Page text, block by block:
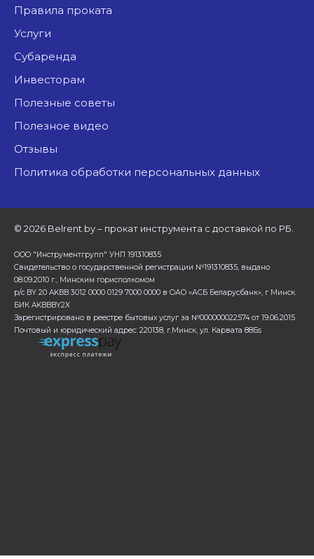
Правила проката
Услуги
Субаренда
Инвесторам
Полезные советы
Полезное видео
Отзывы
Политика обработки персональных данных
© 2026 Belrent.by – прокат инструмента с доставкой по РБ.
ООО "Инструментгрупп" УНП 191310835
Свидетельство о государственной регистрации №191310835, выдано
08.09.2010 г., Минским горисполкомом
р/с BY 20 AKBB 3012 0000 0129 7000 0000 в ОАО «АСБ Беларусбанк», г Минск.
БИК AKBBBY2X
Зарегистрировано в реестре бытовых услуг за №000000022574 от 19.06.2015
Почтовый и юридический адрес: 220138, г.Минск, ул. Карвата 88Бs